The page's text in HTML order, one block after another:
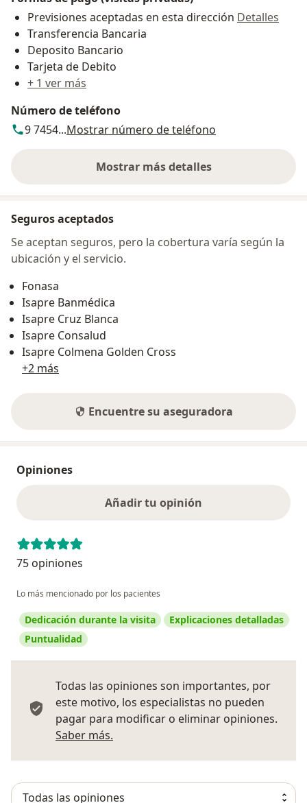
Previsiones aceptadas en esta dirección Detalles
Transferencia Bancaria
Deposito Bancario
Tarjeta de Debito
+ 1 ver más
Número de teléfono
9 7454...Mostrar número de teléfono
Mostrar más detalles
sobre la dirección
Seguros aceptados
Se aceptan seguros, pero la cobertura varía según la
ubicación y el servicio.
Fonasa
Isapre Banmédica
Isapre Cruz Blanca
Isapre Consalud
Isapre Colmena Golden Cross
+2 más
Encuentre su aseguradora
Opiniones
Añadir tu opinión
75 opiniones
Lo más mencionado por los pacientes
Dedicación durante la visita
Explicaciones detalladas
Puntualidad
Todas las opiniones son importantes, por
este motivo, los especialistas no pueden
pagar para modificar o eliminar opiniones.
Saber más.